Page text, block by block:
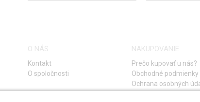
O NÁS
Kontakt
O spoločnosti
NAKUPOVANIE
Prečo kupovať u nás?
Obchodné podmienky
Ochrana osobných